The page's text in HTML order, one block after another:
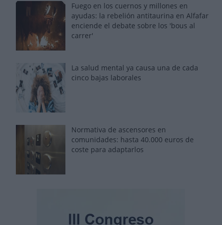
Fuego en los cuernos y millones en
ayudas: la rebelión antitaurina en Alfafar
enciende el debate sobre los 'bous al
carrer'
La salud mental ya causa una de cada
cinco bajas laborales
Normativa de ascensores en
comunidades: hasta 40.000 euros de
coste para adaptarlos